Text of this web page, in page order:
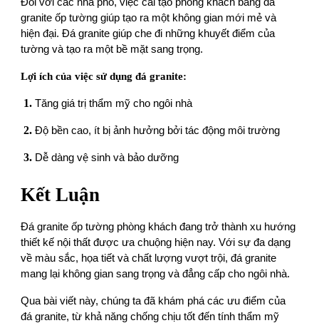
granite ốp tường giúp tạo ra một không gian mới mẻ và
hiện đại. Đá granite giúp che đi những khuyết điểm của
tường và tạo ra một bề mặt sang trọng.
Lợi ích của việc sử dụng đá granite:
Tăng giá trị thẩm mỹ cho ngôi nhà
Độ bền cao, ít bị ảnh hưởng bởi tác động môi trường
Dễ dàng vệ sinh và bảo dưỡng
Kết Luận
Đá granite ốp tường phòng khách đang trở thành xu hướng
thiết kế nội thất được ưa chuộng hiện nay. Với sự đa dạng
về màu sắc, họa tiết và chất lượng vượt trội, đá granite
mang lại không gian sang trọng và đẳng cấp cho ngôi nhà.
Qua bài viết này, chúng ta đã khám phá các ưu điểm của
đá granite, từ khả năng chống chịu tốt đến tính thẩm mỹ